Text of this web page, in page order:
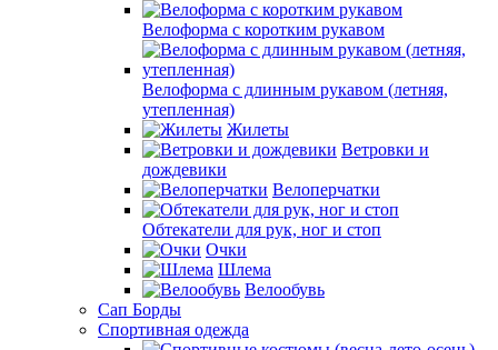
Велоформа с коротким рукавом
Велоформа с длинным рукавом (летняя,
утепленная)
Жилеты
Ветровки и
дождевики
Велоперчатки
Обтекатели для рук, ног и стоп
Очки
Шлема
Велообувь
Сап Борды
Спортивная одежда